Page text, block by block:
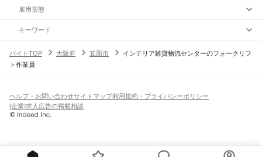
雇用形態
キーワード
バイトTOP 大阪府 箕面市
インテリア雑貨物流センターのフォークリフ
ト作業員
ヘルプ・お問い合わせサイトマップ利用規約・プライバシーポリシー
[企業]求人広告の掲載相談